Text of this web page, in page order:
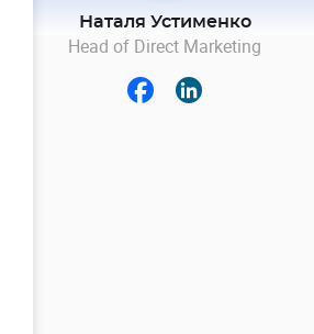
Наталя Устименко
Head of Direct Marketing